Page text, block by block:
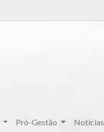
Pró-Gestão Notícias